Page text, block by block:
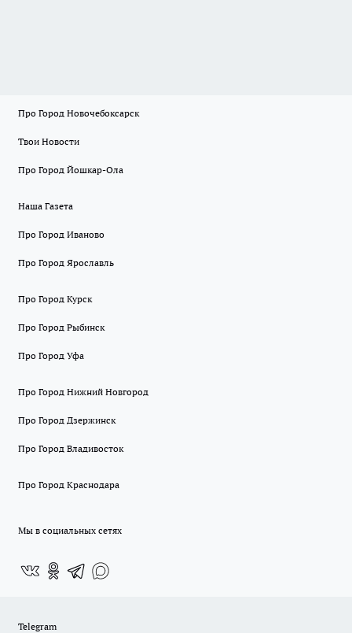
Про Город Новочебоксарск
Твои Новости
Про Город Йошкар-Ола
Наша Газета
Про Город Иваново
Про Город Ярославль
Про Город Курск
Про Город Рыбинск
Про Город Уфа
Про Город Нижний Новгород
Про Город Дзержинск
Про Город Владивосток
Про Город Краснодара
Мы в социальных сетях
Telegram